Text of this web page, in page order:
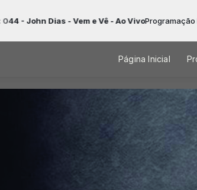
- Vem e Vê - Ao Vivo Programação Musical
Página Inicial